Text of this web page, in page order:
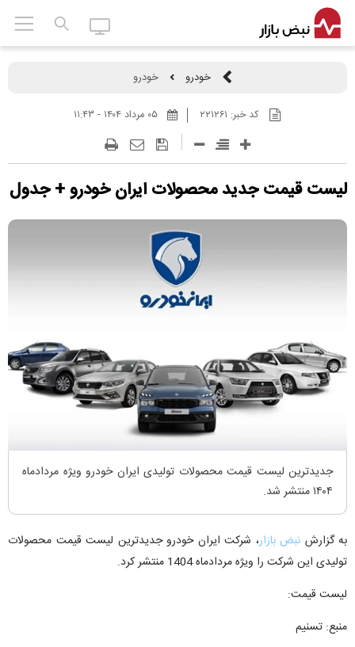
خودرو خودرو
کد خبر: ۲۲۱۲۶۱
لیست قیمت جدید محصولات ایران خودرو + جدول
جدیدترین لیست قیمت محصولات تولیدی ایران خودرو ویژه مردادماه
۱۴۰۴ منتشر شد.
به گزارش نبض بازار، شرکت ایران خودرو جدیدترین لیست قیمت محصولات
تولیدی این شرکت را ویژه مردادماه 1404 منتشر کرد.
لیست قیمت:
منبع: تسنیم